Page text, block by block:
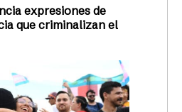
expresiones de
que criminalizan el